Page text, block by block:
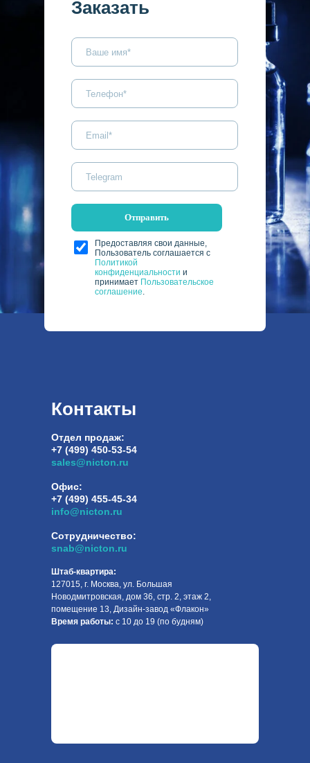
Заказать
Отправить
Предоставляя свои данные,
Пользователь соглашается с
Политикой
конфиденциальности и
принимает Пользовательское
соглашение.
Контакты
Отдел продаж:
+7 (499) 450-53-54
sales@nicton.ru
Офис:
+7 (499) 455-45-34
info@nicton.ru
Штаб-квартира:
127015, г. Москва, ул. Большая
Новодмитровская, дом 36, стр. 2, этаж 2,
помещение 13, Дизайн-завод «Флакон»
Время работы: с 10 до 19 (по будням)
Сотрудничество:
snab@nicton.ru